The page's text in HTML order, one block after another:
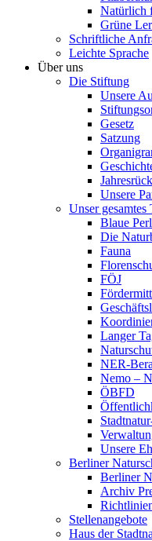
Natürlich
Grüne
Schriftliche
Leichte Sprache
Über uns
Die Stiftung
Unsere
Gesetz
Satzung
Unsere
Unser gesamtes
Blaue
Die
Fauna
FÖJ
Langer
NER-
Nemo –
ÖBFD
Unsere
Berliner
Berliner
Archiv
Stellenangebote
Haus der